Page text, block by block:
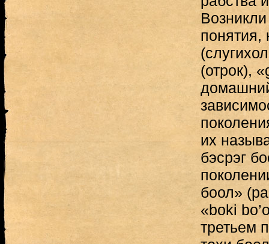
понятия,
(отрок),
их
бэсрэг
боол»
«boki
третьем